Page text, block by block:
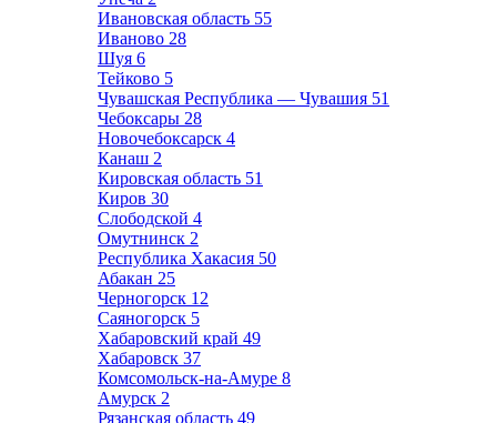
Ивановская область 55
Иваново 28
Шуя 6
Тейково 5
Чувашская Республика — Чувашия 51
Чебоксары 28
Новочебоксарск 4
Канаш 2
Кировская область 51
Киров 30
Слободской 4
Омутнинск 2
Республика Хакасия 50
Абакан 25
Черногорск 12
Саяногорск 5
Хабаровский край 49
Хабаровск 37
Комсомольск-на-Амуре 8
Амурск 2
Рязанская область 49